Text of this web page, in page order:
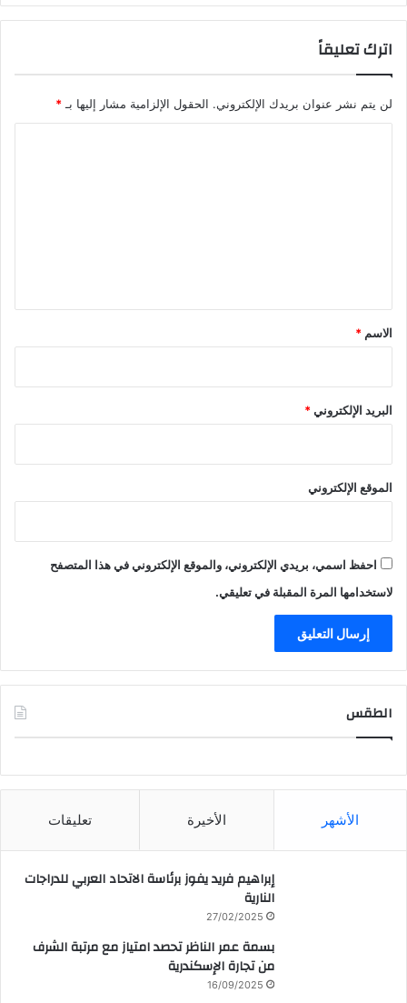
اترك تعليقاً
لن يتم نشر عنوان بريدك الإلكتروني. الحقول الإلزامية مشار إليها بـ*
*
الاسم *
البريد الإلكتروني*
الموقع الإلكتروني
احفظ اسمي، بريدي الإلكتروني، والموقع الإلكتروني في هذا المتصفح
لاستخدامها المرة المقبلة في تعليقي.
الطقس
الأشهر الأخيرة تعليقات
إبراهيم فريد يفوز برئاسة الاتحاد العربي للدراجات
النارية
27/02/2025
بسمة عمر الناظر تحصد امتياز مع مرتبة الشرف
من تجارة الإسكندرية
16/09/2025